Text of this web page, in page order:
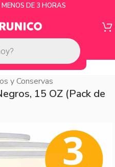
DE 3 HORAS
y Conservas
15 OZ (Pack de